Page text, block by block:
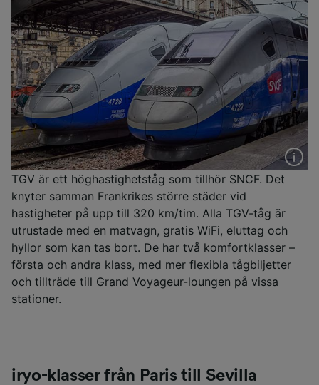
TGV är ett höghastighetståg som tillhör SNCF. Det
knyter samman Frankrikes större städer vid
hastigheter på upp till 320 km/tim. Alla TGV-tåg är
utrustade med en matvagn, gratis WiFi, eluttag och
hyllor som kan tas bort. De har två komfortklasser –
första och andra klass, med mer flexibla tågbiljetter
och tillträde till Grand Voyageur-loungen på vissa
stationer.
iryo-klasser från Paris till Sevilla